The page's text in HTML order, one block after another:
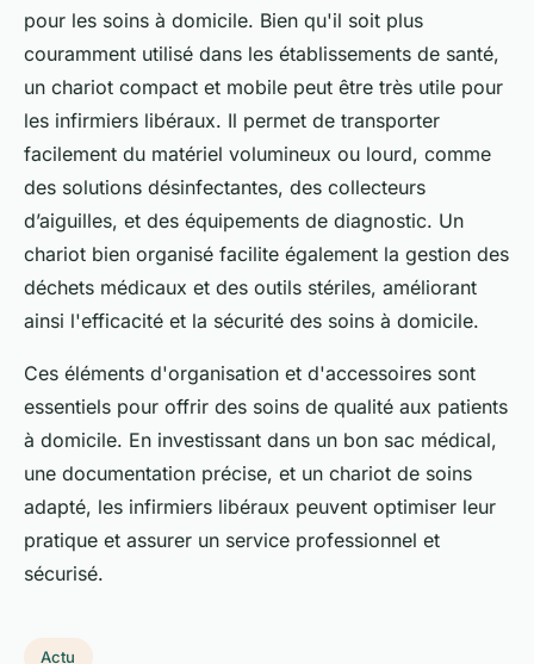
pour les soins à domicile. Bien qu'il soit plus
couramment utilisé dans les établissements de santé,
un chariot compact et mobile peut être très utile pour
les infirmiers libéraux. Il permet de transporter
facilement du matériel volumineux ou lourd, comme
des solutions désinfectantes, des collecteurs
d’aiguilles, et des équipements de diagnostic. Un
chariot bien organisé facilite également la gestion des
déchets médicaux et des outils stériles, améliorant
ainsi l'efficacité et la sécurité des soins à domicile.
Ces éléments d'organisation et d'accessoires sont
essentiels pour offrir des soins de qualité aux patients
à domicile. En investissant dans un bon sac médical,
une documentation précise, et un chariot de soins
adapté, les infirmiers libéraux peuvent optimiser leur
pratique et assurer un service professionnel et
sécurisé.
Actu